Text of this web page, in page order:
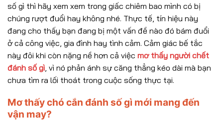
số gì thì hãy xem xem trong giấc chiêm bao mình có bị
chúng rượt đuổi hay không nhé. Thực tế, tín hiệu này
đang cho thấy bạn đang bị một vấn đề nào đó bám đuổi
ở cả công việc, gia đình hay tình cảm. Cảm giác bế tắc
này đôi khi còn nặng nề hơn cả việc mơ thấy người chết
đánh số gì , vì nó phản ánh sự căng thẳng kéo dài mà bạn
chưa tìm ra lối thoát trong cuộc sống thực tại.
Mơ thấy chó cắn đánh số gì mới mang đến
vận may?